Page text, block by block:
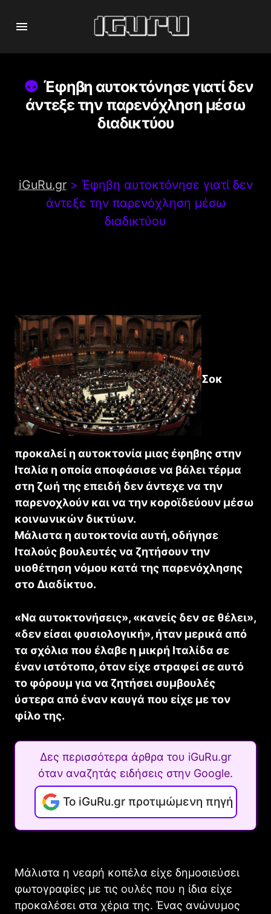
Έφηβη αυτοκτόνησε γιατί δεν
άντεξε την παρενόχληση μέσω
διαδικτύου
iGuRu.gr> Έφηβη αυτοκτόνησε γιατί δεν
άντεξε την παρενόχληση μέσω
διαδικτύου
Σοκ
προκαλεί η αυτοκτονία μιας έφηβης στην
Ιταλία η οποία αποφάσισε να βάλει τέρμα
στη ζωή της επειδή δεν άντεχε να την
παρενοχλούν και να την κοροϊδεύουν μέσω
κοινωνικών δικτύων.
Μάλιστα η αυτοκτονία αυτή, οδήγησε
Ιταλούς βουλευτές να ζητήσουν την
υιοθέτηση νόμου κατά της παρενόχλησης
στο Διαδίκτυο.
«Να αυτοκτονήσεις», «κανείς δεν σε θέλει»,
«δεν είσαι φυσιολογική», ήταν μερικά από
τα σχόλια που έλαβε η μικρή Ιταλίδα σε
έναν ιστότοπο, όταν είχε στραφεί σε αυτό
το φόρουμ για να ζητήσει συμβουλές
ύστερα από έναν καυγά που είχε με τον
φίλο της.
Δες περισσότερα άρθρα του iGuRu.gr
όταν αναζητάς ειδήσεις στην Google.
Το iGuRu.gr προτιμώμενη πηγή
Μάλιστα η νεαρή κοπέλα είχε δημοσιεύσει
φωτογραφίες με τις ουλές που η ίδια είχε
προκαλέσει στα χέρια της. Ένας ανώνυμος